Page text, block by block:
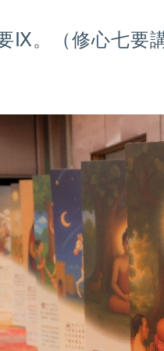
Ⅸ。（修心七要